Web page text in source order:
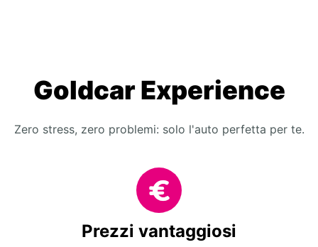
Goldcar Experience
Zero stress, zero problemi: solo l'auto perfetta per te.
Prezzi vantaggiosi